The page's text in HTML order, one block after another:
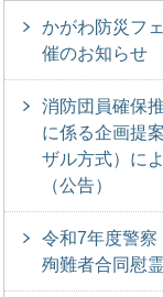
かがわ防災フ
催のお知らせ
消防団員確保
に係る企画提
ザル方式）に
（公告）
令和7年度警察
殉難者合同慰